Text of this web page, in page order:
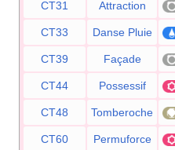
CT31 Attraction
CT33 Danse Pluie
CT39 Façade
CT44 Possessif
CT48 Tomberoche
CT60 Permuforce